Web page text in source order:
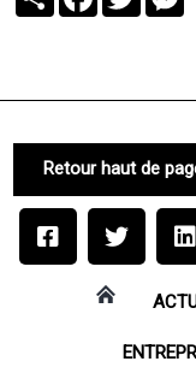
Retour haut de